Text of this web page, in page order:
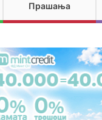
Прашања